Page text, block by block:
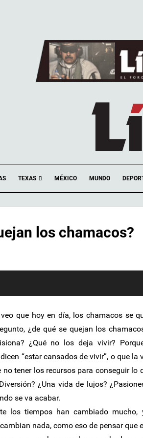
TEXAS MÉXICO MUNDO
los chamacos?
que hoy en día, los chamacos se
¿de qué se quejan los
¿Qué no los deja vivir?
“estar cansados de vivir”, o que la
tener los recursos para conseguir lo
¿Una vida de lujos?
se va acabar.
los tiempos han cambiado
nada, como eso de pensar que